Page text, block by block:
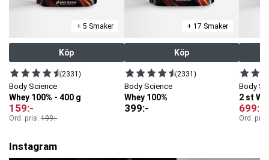
+ 5 Smaker
Köp
(2331)
Body Science
Whey 100% - 400 g
159:-
Ord. pris: 199:-
+ 17 Smaker
Köp
(2331)
Body Science
Whey 100%
399:-
Body
2 st
699:-
Ord.
Instagram